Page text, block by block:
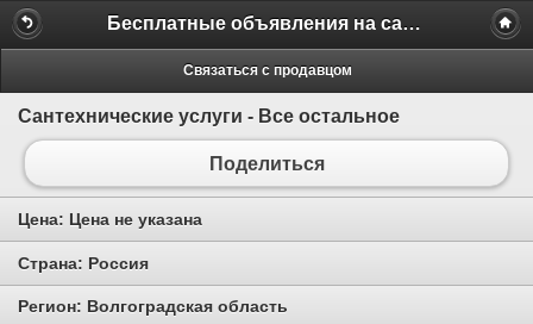
Бесплатные объявления на сайте MILAMO.ru
Связаться с продавцом
Сантехнические услуги - Все остальное
Поделиться
Цена: Цена не указана
Страна: Россия
Регион: Волгоградская область